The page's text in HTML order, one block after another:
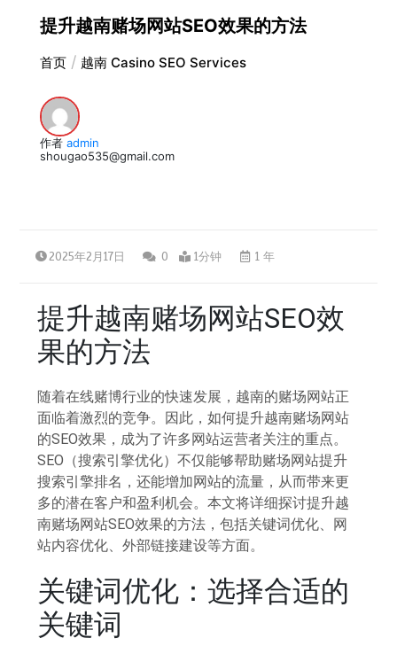
提升越南赌场网站SEO效果的方法
首页 越南 Casino SEO Services
作者 admin
shougao535@gmail.com
2025年2月17日 0 1分钟 1 年
提升越南赌场网站SEO效
果的方法
随着在线赌博行业的快速发展，越南的赌场网站正
面临着激烈的竞争。因此，如何提升越南赌场网站
的SEO效果，成为了许多网站运营者关注的重点。
SEO（搜索引擎优化）不仅能够帮助赌场网站提升
搜索引擎排名，还能增加网站的流量，从而带来更
多的潜在客户和盈利机会。本文将详细探讨提升越
南赌场网站SEO效果的方法，包括关键词优化、网
站内容优化、外部链接建设等方面。
关键词优化：选择合适的
关键词